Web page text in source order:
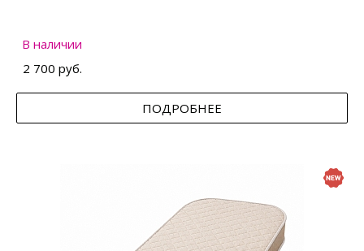
В наличии
2 700 руб.
ПОДРОБНЕЕ